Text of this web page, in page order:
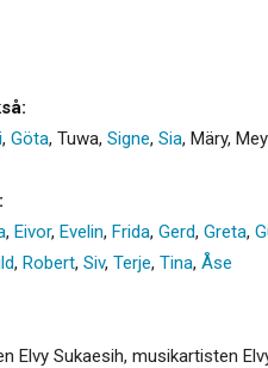
, Göta, Tuwa, Signe, Sia, Märy,
, Eivor, Evelin, Frida, Gerd, Greta,
, Robert, Siv, Terje, Tina, Åse
Elvy Sukaesih, musikartisten